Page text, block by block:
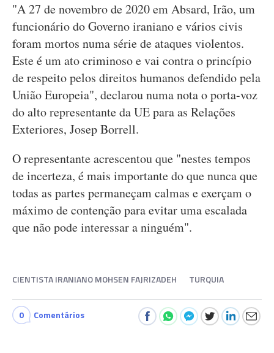
"A 27 de novembro de 2020 em Absard, Irão, um
funcionário do Governo iraniano e vários civis
foram mortos numa série de ataques violentos.
Este é um ato criminoso e vai contra o princípio
de respeito pelos direitos humanos defendido pela
União Europeia", declarou numa nota o porta-voz
do alto representante da UE para as Relações
Exteriores, Josep Borrell.
O representante acrescentou que "nestes tempos
de incerteza, é mais importante do que nunca que
todas as partes permaneçam calmas e exerçam o
máximo de contenção para evitar uma escalada
que não pode interessar a ninguém".
CIENTISTA IRANIANO MOHSEN FAJRIZADEH TURQUIA
0 Comentários